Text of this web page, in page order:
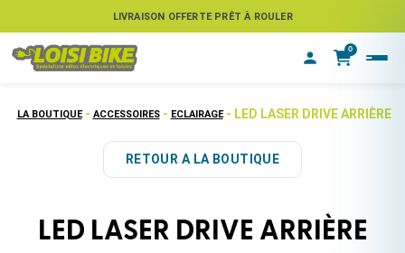
LIVRAISON OFFERTE PRÊT À ROULER
ASSUREZ VOTRE VÉLO CONTRE LE VOL
0
LA BOUTIQUE - ACCESSOIRES - ECLAIRAGE - LED LASER DRIVE ARRIÈRE
RETOUR A LA BOUTIQUE
LED LASER DRIVE ARRIÈRE